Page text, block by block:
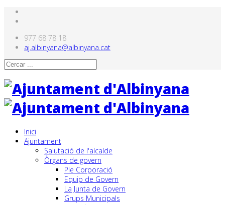
977 68 78 18
aj.albinyana@albinyana.cat
Inici
Ajuntament
Salutació de l'alcalde
Òrgans de govern
Ple Corporació
Equip de Govern
La Junta de Govern
Grups Municipals